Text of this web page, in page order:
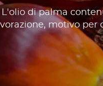
L'olio di palma
motivo